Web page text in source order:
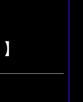
】